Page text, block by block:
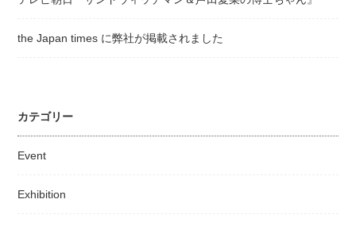
the Japan times に弊社が掲載されました
カテゴリー
Event
Exhibition